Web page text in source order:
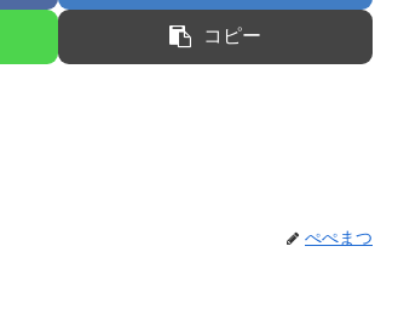
コピー
ぺぺまつ